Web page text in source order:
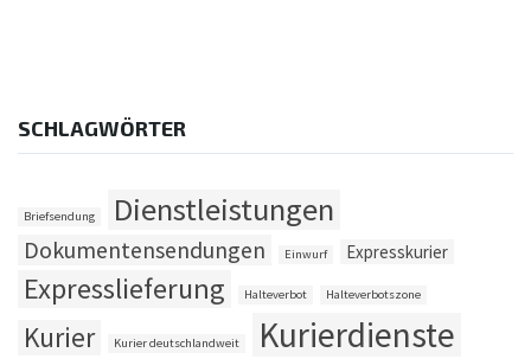
SCHLAGWÖRTER
Briefsendung Dienstleistungen
Dokumentensendungen Einwurf Expresskurier
Expresslieferung Halteverbot Halteverbotszone
Kurier Kurier deutschlandweit Kurierdienste